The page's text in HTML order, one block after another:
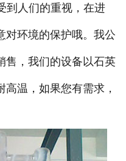
到人们的重视，在进
对环境的保护哦。我公
售，我们的设备以石英
温，如果您有需求，